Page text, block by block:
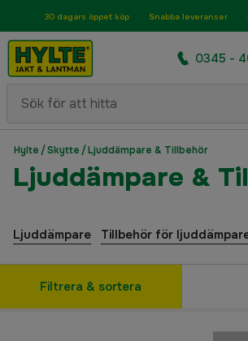
30 dagars öppet köp Snabba leveranser
0345 -
Hylte /Skytte /Ljuddämpare & Tillbehör
Ljuddämpare &
Ljuddämpare Tillbehör för
Filtrera & sortera